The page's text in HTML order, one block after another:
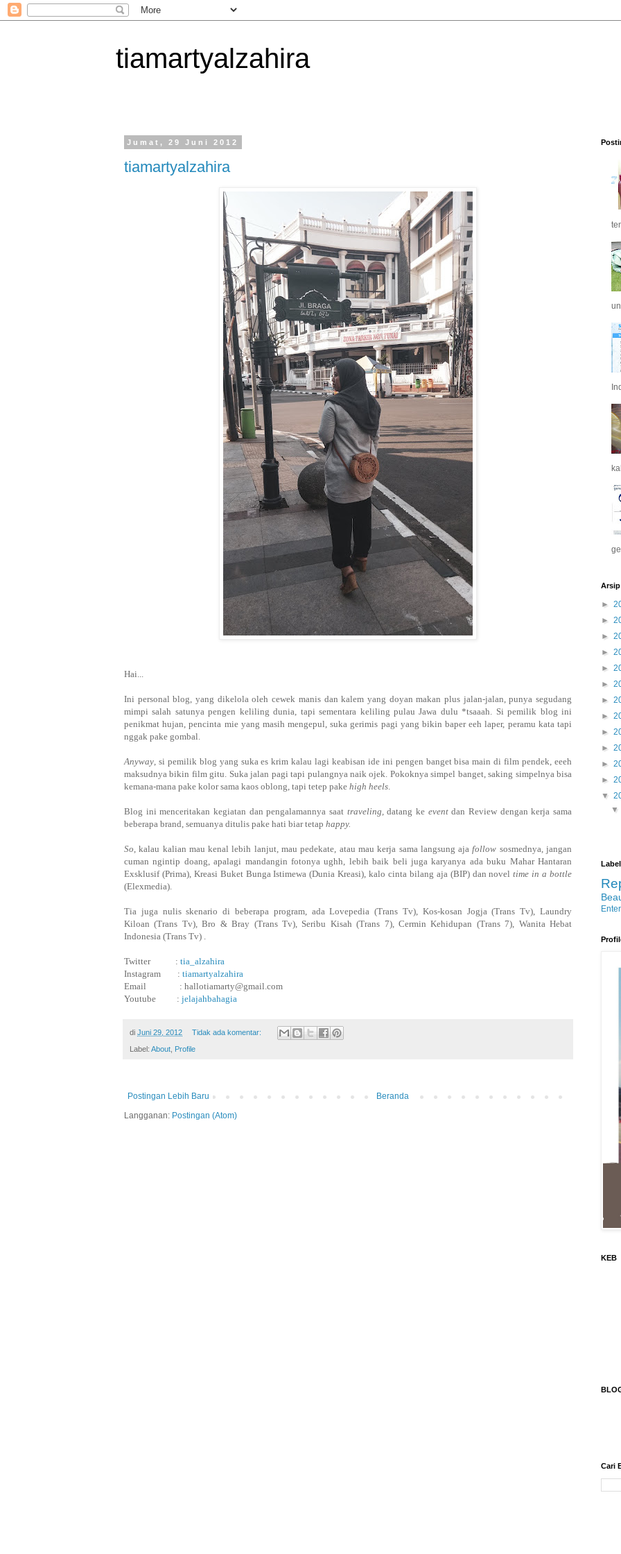
tiamartyalzahira
Jumat, 29 Juni 2012
tiamartyalzahira
Hai...
Ini personal blog, yang dikelola oleh cewek manis dan kalem yang doyan makan plus jalan-jalan, punya segudang
mimpi salah satunya pengen keliling dunia, tapi sementara keliling pulau Jawa dulu *tsaaah. Si pemilik blog ini
penikmat hujan, pencinta mie yang masih mengepul, suka gerimis pagi yang bikin baper eeh laper, peramu kata tapi
nggak pake gombal.
Anyway , si pemilik blog yang suka es krim kalau lagi keabisan ide ini pengen banget bisa main di film pendek, eeeh
maksudnya bikin film gitu. Suka jalan pagi tapi pulangnya naik ojek. Pokoknya simpel banget, saking simpelnya bisa
kemana-mana pake kolor sama kaos oblong, tapi tetep pake high heels
Blog ini menceritakan kegiatan dan pengalamannya saat traveling, datang ke eventdan Review dengan kerja sama
beberapa brand, semuanya ditulis pake hati biar tetap happy.
So , kalau kalian mau kenal lebih lanjut, mau pedekate, atau mau kerja sama langsung ajafollow sosmednya, jangan
cuman ngintip doang, apalagi mandangin fotonya ughh, lebih baik beli juga karyanya ada buku Mahar Hantaran
Exsklusif (Prima), Kreasi Buket Bunga Istimewa (Dunia Kreasi), kalo cinta bilang aja (BIP) dan noveltime in a bottle
(Elexmedia).
Tia juga nulis skenario di beberapa program, ada Lovepedia (Trans Tv), Kos-kosan Jogja(Trans Tv) , Laundry
Kiloan(Trans Tv), Bro & Bray (Trans Tv), Seribu Kisah(Trans 7), Cermin Kehidupan (Trans 7) , Wanita Hebat
Indonesia (Trans Tv)
Twitter : tia_alzahira
Instagram
: tiamartyalzahira
Email
: hallotiamarty@gmail.com
Youtube
: jelajahbahagia
di Juni 29, 2012 Tidak ada komentar:
Label: About Profile
Postingan Lebih Baru
Beranda
Langganan: Postingan (Atom)
►
►
►
►
►
►
►
►
►
►
►
►
▼
Label
KEB
Cari